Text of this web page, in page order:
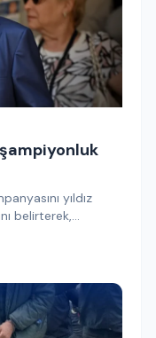
şampiyonluk
yıldız
belirterek,